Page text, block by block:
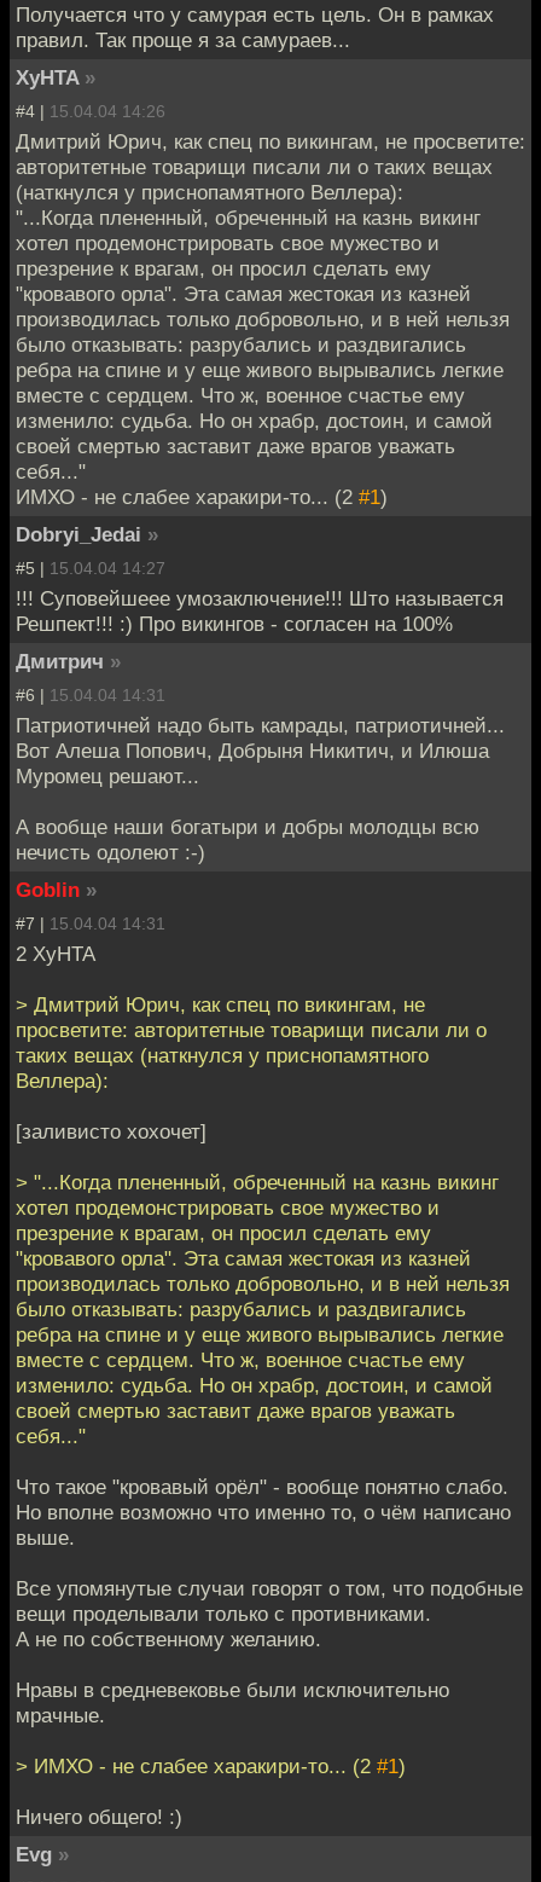
Получается что у самурая есть цель. Он в рамках
правил. Так проще я за самураев...
XyHTA »
#4 | 15.04.04 14:26
Дмитрий Юрич, как спец по викингам, не просветите:
авторитетные товарищи писали ли о таких вещах
(наткнулся у приснопамятного Веллера):
"...Когда плененный, обреченный на казнь викинг
хотел продемонстрировать свое мужество и
презрение к врагам, он просил сделать ему
"кровавого орла". Эта самая жестокая из казней
производилась только добровольно, и в ней нельзя
было отказывать: разрубались и раздвигались
ребра на спине и у еще живого вырывались легкие
вместе с сердцем. Что ж, военное счастье ему
изменило: судьба. Но он храбр, достоин, и самой
своей смертью заставит даже врагов уважать
себя..."
ИМХО - не слабее харакири-то... (2 #1)
Dobryi_Jedai »
#5 | 15.04.04 14:27
!!! Суповейшеее умозаключение!!! Што называется
Решпект!!! :) Про викингов - согласен на 100%
Дмитрич »
#6 | 15.04.04 14:31
Патриотичней надо быть камрады, патриотичней...
Вот Алеша Попович, Добрыня Никитич, и Илюша
Муромец решают...
А вообще наши богатыри и добры молодцы всю
нечисть одолеют :-)
Goblin »
#7 | 15.04.04 14:31
2 XyHTA
> Дмитрий Юрич, как спец по викингам, не
просветите: авторитетные товарищи писали ли о
таких вещах (наткнулся у приснопамятного
Веллера):
[заливисто хохочет]
> "...Когда плененный, обреченный на казнь викинг
хотел продемонстрировать свое мужество и
презрение к врагам, он просил сделать ему
"кровавого орла". Эта самая жестокая из казней
производилась только добровольно, и в ней нельзя
было отказывать: разрубались и раздвигались
ребра на спине и у еще живого вырывались легкие
вместе с сердцем. Что ж, военное счастье ему
изменило: судьба. Но он храбр, достоин, и самой
своей смертью заставит даже врагов уважать
себя..."
Что такое "кровавый орёл" - вообще понятно слабо.
Но вполне возможно что именно то, о чём написано
выше.
Все упомянутые случаи говорят о том, что подобные
вещи проделывали только с противниками.
А не по собственному желанию.
Нравы в средневековье были исключительно
мрачные.
> ИМХО - не слабее харакири-то... (2 #1)
Ничего общего! :)
Evg »